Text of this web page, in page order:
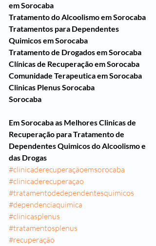
em Sorocaba
Tratamento do Alcoolismo em Sorocaba
Tratamentos para Dependentes
Quimicos em Sorocaba
Tratamento de Drogados em Sorocaba
Clínicas de Recuperação em Sorocaba
Comunidade Terapeutica em Sorocaba
Clinicas Plenus Sorocaba
Sorocaba
Em Sorocaba as Melhores Clinicas de
Recuperação para Tratamento de
Dependentes Quimicos do Alcoolismo e
das Drogas
#clinicaderecuperaçãoemsorocaba
#clinicaderecuperaçao
#tratamentodedependentesquimicos
#dependenciaquimica
#clinicasplenus
#tratamentosplenus
#recuperação